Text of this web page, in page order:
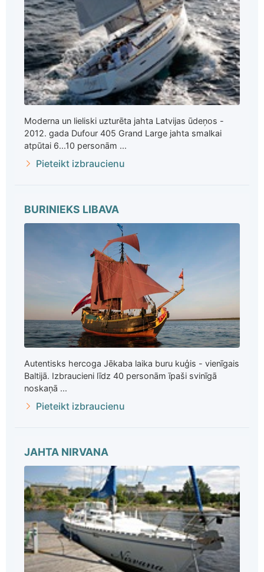
Moderna un lieliski uzturēta jahta Latvijas ūdeņos -
2012. gada Dufour 405 Grand Large jahta smalkai
atpūtai 6...10 personām ...
Pieteikt izbraucienu
BURINIEKS LIBAVA
Autentisks hercoga Jēkaba laika buru kuģis - vienīgais
Baltijā. Izbraucieni līdz 40 personām īpaši svinīgā
noskaņā ...
Pieteikt izbraucienu
JAHTA NIRVANA